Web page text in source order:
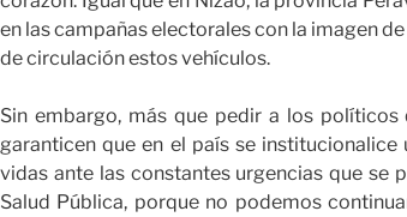
en las campañas electorales con la imagen
de circulación estos vehículos.
Sin embargo, más que pedir a los
garanticen que en el país se
vidas ante las constantes urgencias que se
Salud Pública, porque no podemos